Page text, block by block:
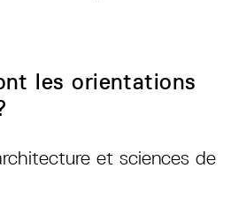
les orientations
et sciences de